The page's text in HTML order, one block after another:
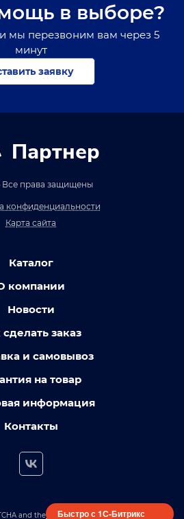
в выборе?
мы перезвоним вам через 5
минут
заявку
Партнер
права защищены
конфиденциальности
Карта сайта
Каталог
компании
Новости
сделать заказ
и самовывоз
на товар
информация
Контакты
and thePrivacy Terms of
Быстро с 1С-Битрикс